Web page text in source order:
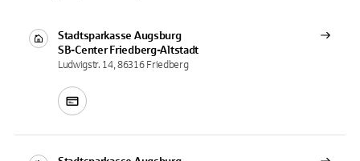
Stadtsparkasse Augsburg
SB-Center Friedberg-Altstadt
Ludwigstr. 14, 86316 Friedberg